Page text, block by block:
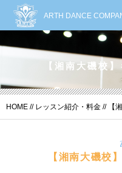
ARTH DANCE
【湘南大磯校
HOME // レッスン紹介・料金 // 【
【湘南大磯校